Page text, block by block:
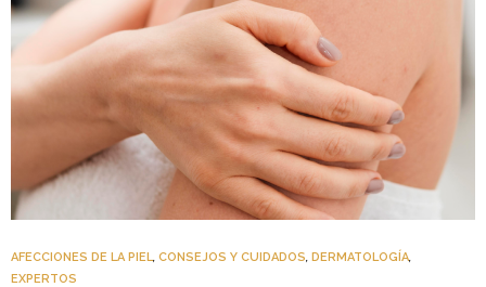
AFECCIONES DE LA PIEL, CONSEJOS Y CUIDADOS, DERMATOLOGÍA,
EXPERTOS